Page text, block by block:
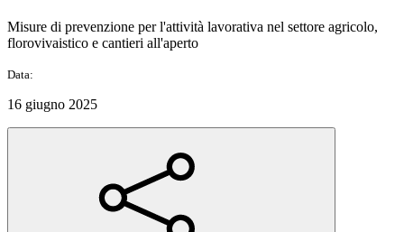
Misure di prevenzione per l'attività lavorativa nel settore agricolo,
florovivaistico e cantieri all'aperto
Data:
16 giugno 2025